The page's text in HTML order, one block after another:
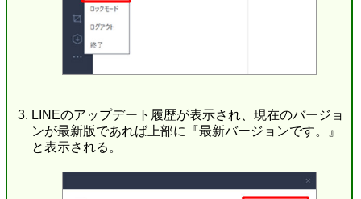
LINEのアップデート履歴が表示され、現在のバージョ
ンが最新版であれば上部に『最新バージョンです。』
と表示される。